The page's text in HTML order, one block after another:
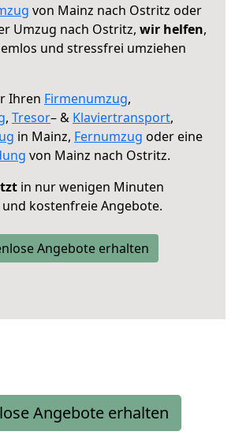
von Mainz nach Ostritz oder
Umzug nach Ostritz, wir helfen,
und stressfrei umziehen
Ihren Firmenumzug,
, Tresor– & Klaviertransport,
in Mainz, Fernumzug oder eine
von Mainz nach Ostritz.
in nur wenigen Minuten
kostenfreie Angebote.
Angebote erhalten
Angebote erhalten